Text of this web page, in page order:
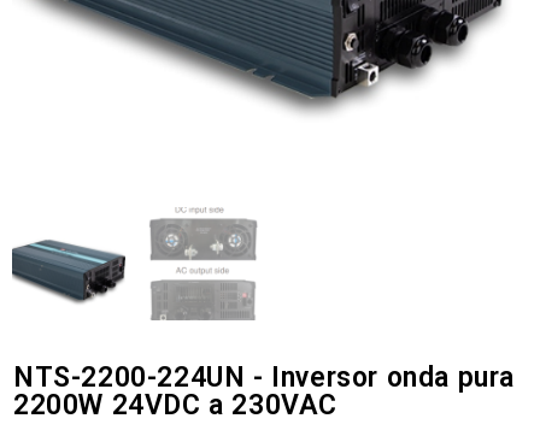
NTS-2200-224UN - Inversor onda pura
2200W 24VDC a 230VAC